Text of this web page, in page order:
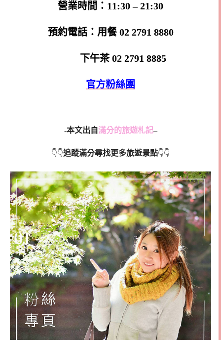
營業時間：11:30 – 21:30
預約電話：用餐 02 2791 8880
下午茶 02 2791 8885
官方粉絲團
-本文出自滿分的旅遊札記–
👇👇追蹤滿分尋找更多旅遊景點👇👇